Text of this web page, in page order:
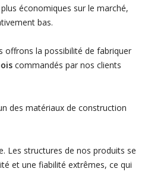
économiques sur le marché,
bas.
la possibilité de fabriquer
commandés par nos clients
des matériaux de construction
Les structures de nos produits se
et une fiabilité extrêmes, ce qui